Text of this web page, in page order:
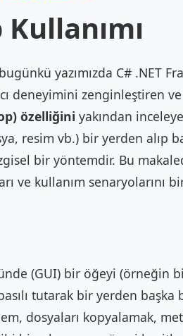
yazımızda C# .NET
deneyimini zenginleştiren
özelliğini yakından
resim vb.) bir yerden alıp
bir yöntemdir. Bu
ve kullanım senaryolarını
(GUI) bir öğeyi (örneğin
tutarak bir yerden başka
dosyaları kopyalamak,